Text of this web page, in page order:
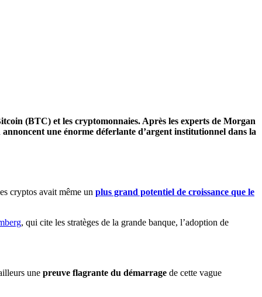
(BTC) et les cryptomonnaies. Après les experts de Morgan
une énorme déferlante d’argent institutionnel dans la
cryptos avait même un plus grand potentiel de croissance que le
, qui cite les stratèges de la grande banque, l’adoption de
une preuve flagrante du démarrage de cette vague